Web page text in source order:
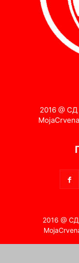
2016 @
2016 @